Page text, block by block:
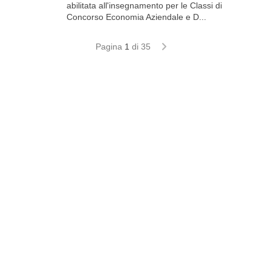
abilitata all'insegnamento per le Classi di
Concorso Economia Aziendale e D...
Pagina 1 di 35